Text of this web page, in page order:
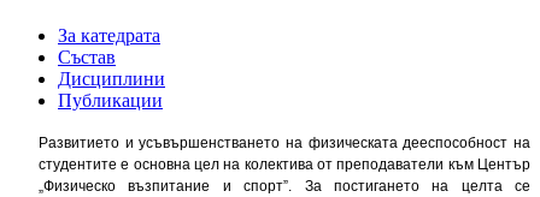
За катедрата
Състав
Дисциплини
Публикации
Развитието и усъвършенстването на физическата дееспособност на
студентите е основна цел на колектива от преподаватели към Център
„Физическо възпитание и спорт”. За постигането на целта се